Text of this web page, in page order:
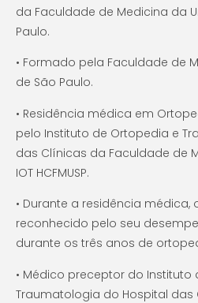
da Faculdade de Medicina da
Paulo.
• Formado pela Faculdade de
de São Paulo.
• Residência médica em
pelo Instituto de Ortopedia e
das Clínicas da Faculdade de
IOT HCFMUSP.
• Durante a residência médica,
reconhecido pelo seu
durante os três anos de
• Médico preceptor do Instituto
Traumatologia do Hospital